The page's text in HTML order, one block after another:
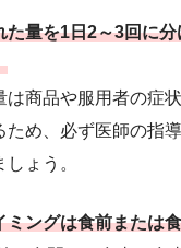
た量を1日2～3回に
は商品や服用者の症
ため、必ず医師の指
ょう。
ミングは食前または